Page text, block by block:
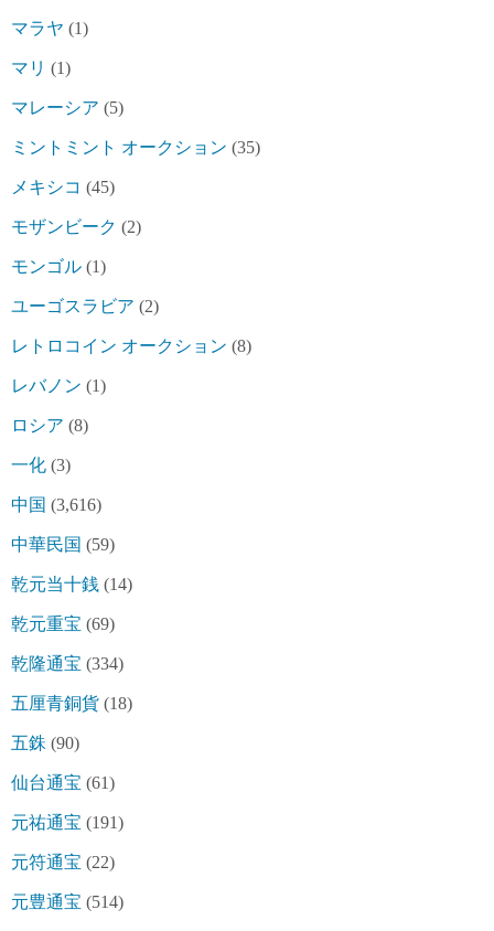
マラヤ (1)
マリ (1)
マレーシア (5)
ミントミント オークション (35)
メキシコ (45)
モザンビーク (2)
モンゴル (1)
ユーゴスラビア (2)
レトロコイン オークション (8)
レバノン (1)
ロシア (8)
一化 (3)
中国 (3,616)
中華民国 (59)
乾元当十銭 (14)
乾元重宝 (69)
乾隆通宝 (334)
五厘青銅貨 (18)
五銖 (90)
仙台通宝 (61)
元祐通宝 (191)
元符通宝 (22)
元豊通宝 (514)